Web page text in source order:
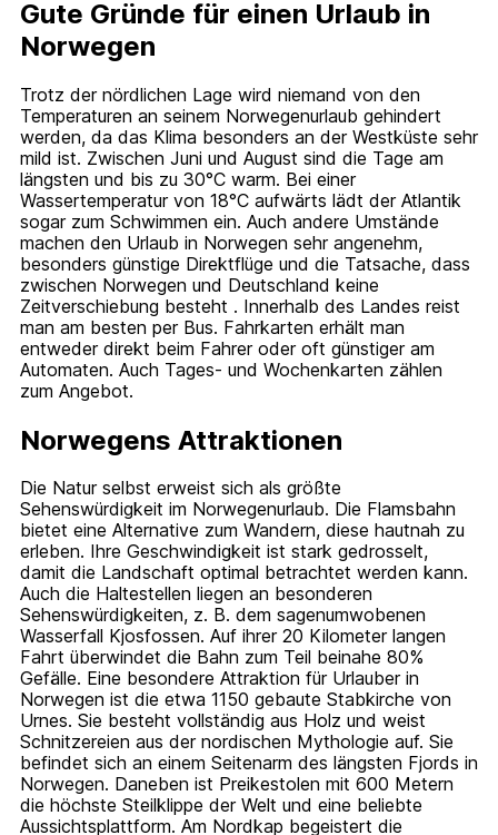
Gute Gründe für einen Urlaub in
Norwegen
Trotz der nördlichen Lage wird niemand von den
Temperaturen an seinem Norwegenurlaub gehindert
werden, da das Klima besonders an der Westküste sehr
mild ist. Zwischen Juni und August sind die Tage am
längsten und bis zu 30°C warm. Bei einer
Wassertemperatur von 18°C aufwärts lädt der Atlantik
sogar zum Schwimmen ein. Auch andere Umstände
machen den Urlaub in Norwegen sehr angenehm,
besonders günstige Direktflüge und die Tatsache, dass
zwischen Norwegen und Deutschland keine
Zeitverschiebung besteht . Innerhalb des Landes reist
man am besten per Bus. Fahrkarten erhält man
entweder direkt beim Fahrer oder oft günstiger am
Automaten. Auch Tages- und Wochenkarten zählen
zum Angebot.
Norwegens Attraktionen
Die Natur selbst erweist sich als größte
Sehenswürdigkeit im Norwegenurlaub. Die Flamsbahn
bietet eine Alternative zum Wandern, diese hautnah zu
erleben. Ihre Geschwindigkeit ist stark gedrosselt,
damit die Landschaft optimal betrachtet werden kann.
Auch die Haltestellen liegen an besonderen
Sehenswürdigkeiten, z. B. dem sagenumwobenen
Wasserfall Kjosfossen. Auf ihrer 20 Kilometer langen
Fahrt überwindet die Bahn zum Teil beinahe 80%
Gefälle. Eine besondere Attraktion für Urlauber in
Norwegen ist die etwa 1150 gebaute Stabkirche von
Urnes. Sie besteht vollständig aus Holz und weist
Schnitzereien aus der nordischen Mythologie auf. Sie
befindet sich an einem Seitenarm des längsten Fjords in
Norwegen. Daneben ist Preikestolen mit 600 Metern
die höchste Steilklippe der Welt und eine beliebte
Aussichtsplattform. Am Nordkap begeistert die